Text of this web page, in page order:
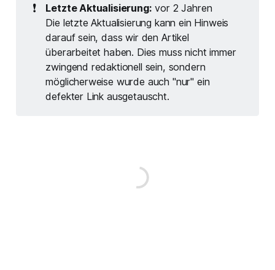
❗ Letzte Aktualisierung: vor 2 Jahren
Die letzte Aktualisierung kann ein Hinweis
darauf sein, dass wir den Artikel
überarbeitet haben. Dies muss nicht immer
zwingend redaktionell sein, sondern
möglicherweise wurde auch "nur" ein
defekter Link ausgetauscht.